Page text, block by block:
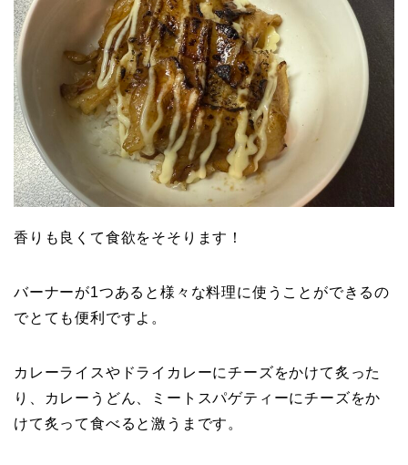
香りも良くて食欲をそそります！
バーナーが1つあると様々な料理に使うことができるの
でとても便利ですよ。
カレーライスやドライカレーにチーズをかけて炙った
り、カレーうどん、ミートスパゲティーにチーズをか
けて炙って食べると激うまです。